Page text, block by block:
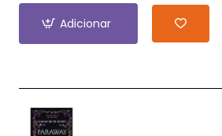
Adicionar